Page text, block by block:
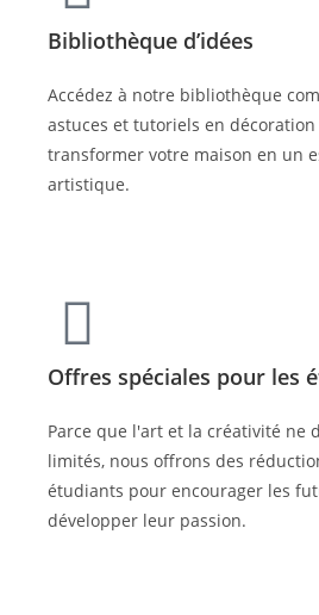
Bibliothèque d’idées
Accédez à notre bibliothèque
astuces et tutoriels en
transformer votre maison en un
artistique.
Offres spéciales pour les
Parce que l'art et la créativité ne
limités, nous offrons des
étudiants pour encourager les
développer leur passion.